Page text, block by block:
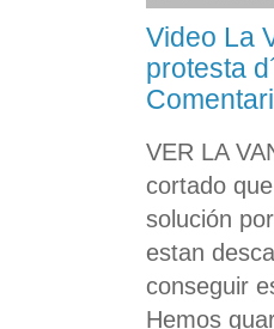
Video La
protesta
VER LA
cortado
solución
estan
conseguir
Hemos